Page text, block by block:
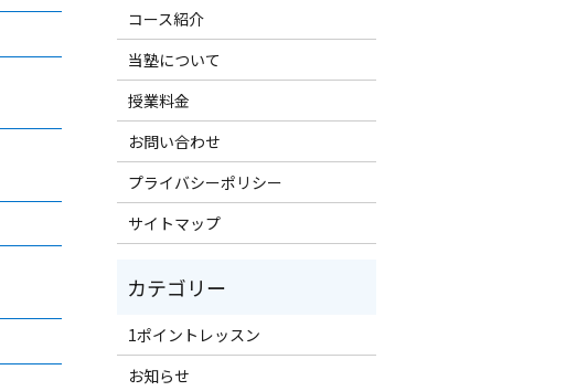
コース紹介
当塾について
授業料金
お問い合わせ
プライバシーポリシー
サイトマップ
1ポイントレッスン
お知らせ